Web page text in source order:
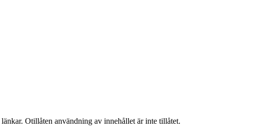
Otillåten användning av innehållet är inte tillåtet.